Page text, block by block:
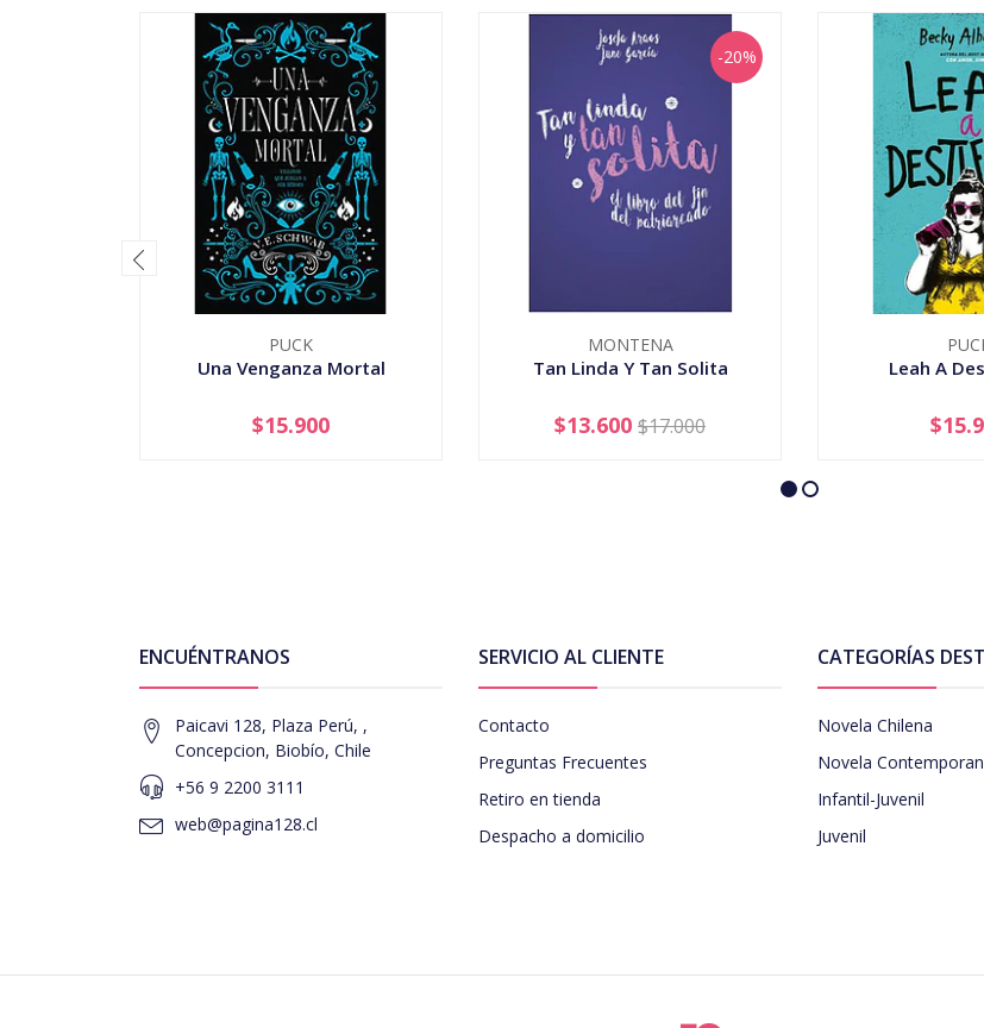
PUCK
Una Venganza Mortal
+
$15.900
-20%
MONTENA
Tan Linda Y Tan Solita
+
$13.600 $17.000
Leah A
ENCUÉNTRANOS
Paicavi 128, Plaza Perú, ,
Concepcion, Biobío, Chile
+56 9 2200 3111
web@pagina128.cl
SERVICIO AL CLIENTE
Contacto
Preguntas Frecuentes
Retiro en tienda
Despacho a domicilio
CATEGORÍAS
Novela Chilena
Novela
Infantil-Juvenil
Juvenil